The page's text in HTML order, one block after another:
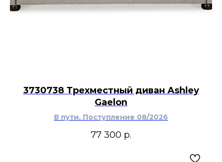
3730738 Трехместный диван Ashley
Gaelon
В пути. Поступление 08/2026
77 300 р.